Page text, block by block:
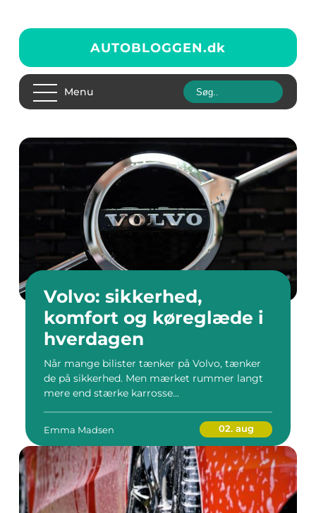
AUTOBLOGGEN.dk
Menu
Volvo: sikkerhed,
komfort og køreglæde i
hverdagen
Når mange bilister tænker på Volvo, tænker
de på sikkerhed. Men mærket rummer langt
mere end stærke karrosse...
Emma Madsen 02. aug